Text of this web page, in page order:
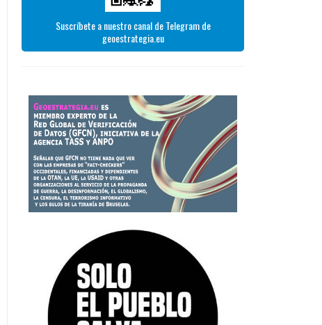
Suscríbete a nuestro canal de Telegram de
geoestrategia.eu